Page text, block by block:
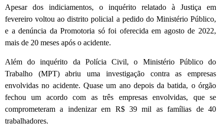
Apesar dos indiciamentos, o inquérito relatado à Justiça em
fevereiro voltou ao distrito policial a pedido do Ministério Público,
e a denúncia da Promotoria só foi oferecida em agosto de 2022,
mais de 20 meses após o acidente.
Além do inquérito da Polícia Civil, o Ministério Público do
Trabalho (MPT) abriu uma investigação contra as empresas
envolvidas no acidente. Quase um ano depois da batida, o órgão
fechou um acordo com as três empresas envolvidas, que se
comprometeram a indenizar em R$ 39 mil as famílias de 40
trabalhadores.